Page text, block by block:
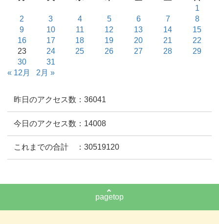
1
2
3 4 5 6 7
8
9
10 11 12 13 14
15
16
17 18 19 20 21
22
23
24 25 26 27 28
29
30
31
« 12月
2月 »
昨日のアクセス数：36041
今日のアクセス数：14008
これまでの合計 ：30519120
pagetop